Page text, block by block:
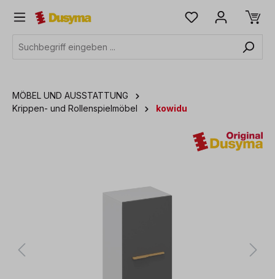
springen
MÖBEL UND AUSSTATTUNG
Krippen- und Rollenspielmöbel
kowidu